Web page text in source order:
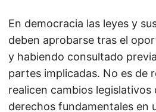
En democracia las leyes y
deben aprobarse tras el
y habiendo consultado
partes implicadas. No es de
realicen cambios legislativos
derechos fundamentales en